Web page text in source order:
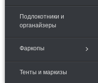
Подлокотники и
органайзеры
Фаркопы
Тенты и маркизы